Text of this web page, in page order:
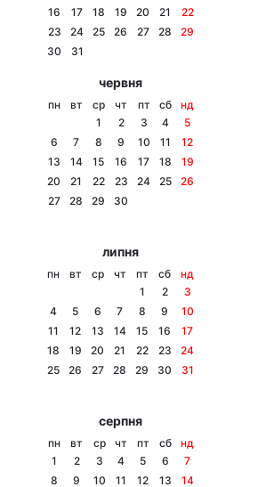
Техно і зв'язок
Зброя
Цікавинки
Екологія
Інтерв'ю
Архів
16
17 18 19 20 21
22
23
24 25 26 27 28
29
30
31
червня
пн вт ср чт пт сб
нд
1
2 3 4
5
6
7 8 9 10 11
12
13
14 15 16 17 18
19
20
21 22 23 24 25
26
27
28 29 30
липня
пн вт ср чт пт сб
нд
1
2
3
4
5 6 7 8 9
10
11
12 13 14 15 16
17
18
19 20 21 22 23
24
25
26 27 28 29 30 31
серпня
пн вт ср чт пт сб
нд
1
2 3 4 5 6
7
8
9 10 11 12 13
14